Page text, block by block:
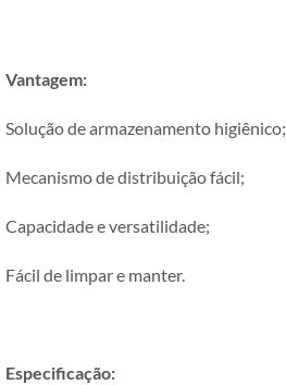
Vantagem:
Solução de armazenamento higiênico;
Mecanismo de distribuição fácil;
Capacidade e versatilidade;
Fácil de limpar e manter.
Especificação: